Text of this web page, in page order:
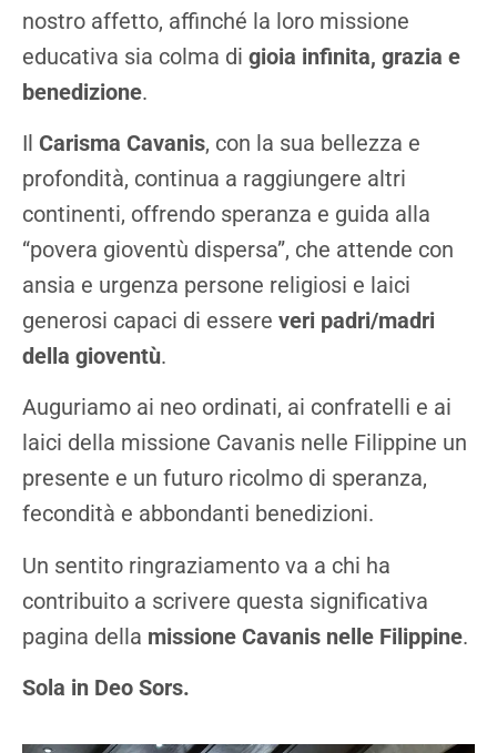
nostro affetto, affinché la loro missione
educativa sia colma di gioia infinita, grazia e
benedizione.
Il Carisma Cavanis, con la sua bellezza e
profondità, continua a raggiungere altri
continenti, offrendo speranza e guida alla
“povera gioventù dispersa”, che attende con
ansia e urgenza persone religiosi e laici
generosi capaci di essere veri padri/madri
della gioventù.
Auguriamo ai neo ordinati, ai confratelli e ai
laici della missione Cavanis nelle Filippine un
presente e un futuro ricolmo di speranza,
fecondità e abbondanti benedizioni.
Un sentito ringraziamento va a chi ha
contribuito a scrivere questa significativa
pagina della missione Cavanis nelle Filippine.
Sola in Deo Sors.